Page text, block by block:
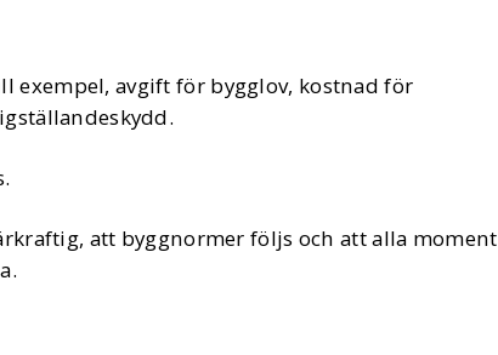
exempel, avgift för bygglov, kostnad för
att byggnormer följs och att alla moment